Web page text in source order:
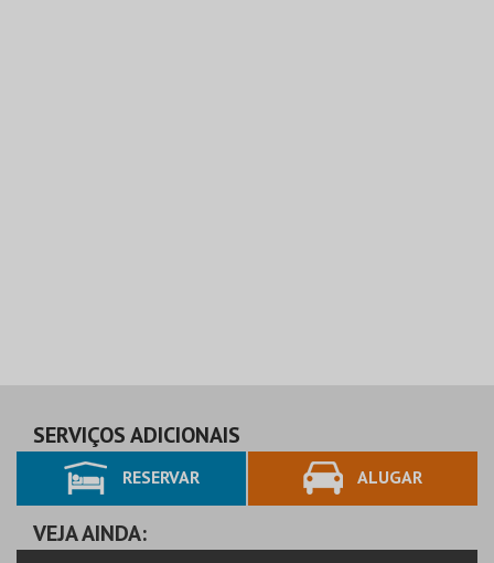
SERVIÇOS ADICIONAIS
RESERVAR ALUGAR
VEJA AINDA: